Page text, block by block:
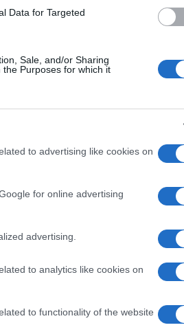
Data for Targeted
Sale, and/or Sharing
Purposes for which it
to advertising like cookies on
for online advertising
advertising.
to analytics like cookies on
to functionality of the website
Minutes